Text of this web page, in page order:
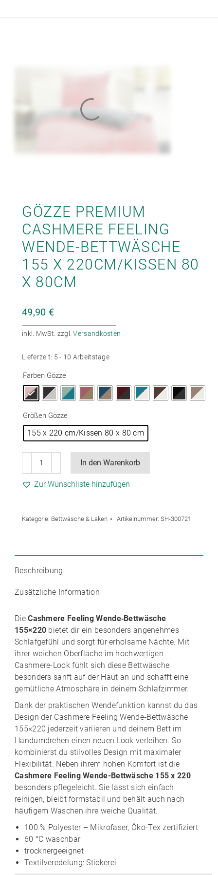
GÖZZE PREMIUM
CASHMERE FEELING
WENDE-BETTWÄSCHE
155 X 220CM/KISSEN 80
X 80CM
49,90 €
inkl. MwSt. zzgl.Versandkosten
Lieferzeit: 5 - 10 Arbeitstage
Farben Gözze
Größen Gözze
155 x 220 cm/Kissen 80 x 80 cm
Cashmere
Bettwäsche
x
Menge
In den Warenkorb
Zur Wunschliste hinzufügen
Kategorie: Bettwäsche & Laken Artikelnummer: SH-300721
Beschreibung
Zusätzliche Information
DieCashmere Feeling Wende‑Bettwäsche
155×220 bietet dir ein besonders angenehmes
Schlafgefühl und sorgt für erholsame Nächte. Mit
ihrer weichen Oberfläche im hochwertigen
Cashmere-Look fühlt sich diese Bettwäsche
besonders sanft auf der Haut an und schafft eine
gemütliche Atmosphäre in deinem Schlafzimmer.
Dank der praktischen Wendefunktion kannst du das
Design der Cashmere Feeling Wende‑Bettwäsche
155×220 jederzeit variieren und deinem Bett im
Handumdrehen einen neuen Look verleihen. So
kombinierst du stilvolles Design mit maximaler
Flexibilität. Neben ihrem hohen Komfort ist die
Cashmere Feeling Wende-Bettwäsche 155 x 220
besonders pflegeleicht. Sie lässt sich einfach
reinigen, bleibt formstabil und behält auch nach
häufigem Waschen ihre weiche Qualität.
100 % Polyester – Mikrofaser, Öko-Tex zertifiziert
60 °C waschbar
trocknergeeignet
Textilveredelung: Stickerei